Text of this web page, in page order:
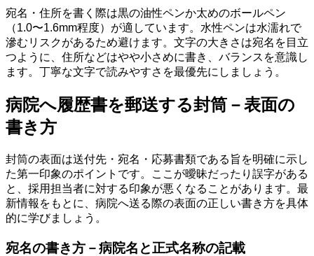
宛名・住所を書く際は黒の油性ペンか太めのボールペン
（1.0〜1.6mm程度）が適しています。水性ペンは水濡れで
滲むリスクがあるため避けます。文字の大きさは宛名を目立
つように、住所などはやや小さめに書き、バランスを意識し
ます。丁寧な文字で読みやすさを最優先にしましょう。
病院へ履歴書を郵送する封筒－表面の
書き方
封筒の表面は送付先・宛名・応募書類である旨を明確に示し
た第一印象のポイントです。ここが曖昧だったり誤字がある
と、採用担当者に対する印象が悪くなることがあります。最
新情報をもとに、病院へ送る際の表面の正しい書き方を具体
的に学びましょう。
宛名の書き方－病院名と正式名称の記載